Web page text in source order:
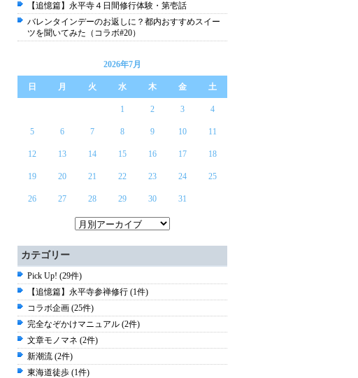
【追憶篇】永平寺４日間修行体験・第壱話
バレンタインデーのお返しに？都内おすすめスイー
ツを聞いてみた（コラボ#20）
2026年7月
日 月 火 水 木 金 土
1 2 3 4
5 6 7 8 9 10 11
12 13 14 15 16 17 18
19 20 21 22 23 24 25
26 27 28 29 30 31
カテゴリー
Pick Up! (29件)
【追憶篇】永平寺参禅修行 (1件)
コラボ企画 (25件)
完全なぞかけマニュアル (2件)
文章モノマネ (2件)
新潮流 (2件)
東海道徒歩 (1件)